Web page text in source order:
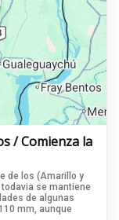
/ Comienza la
de los (Amarillo y
todavia se mantiene
de algunas
mm, aunque